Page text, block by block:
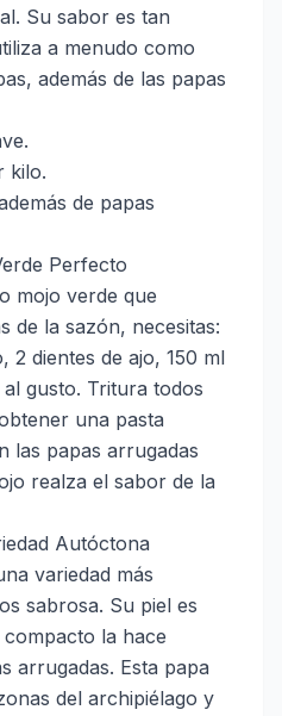
Su sabor es tan
a menudo como
además de las papas
kilo.
de papas
Perfecto
mojo verde que
de la sazón, necesitas:
2 dientes de ajo, 150 ml
gusto. Tritura todos
una pasta
las papas arrugadas
realza el sabor de la
Autóctona
variedad más
sabrosa. Su piel es
la hace
arrugadas. Esta papa
del archipiélago y